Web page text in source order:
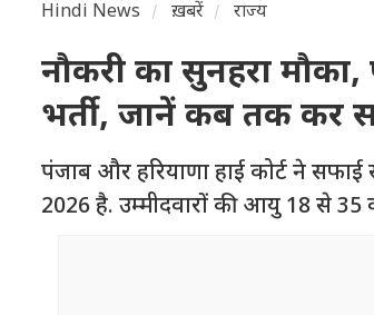
Hindi News ख़बरें राज्य
नौकरी का सुनहरा
भर्ती, जानें कब तक
पंजाब और हरियाणा हाई कोर्ट ने
2026 है. उम्मीदवारों की आयु 18 से 35